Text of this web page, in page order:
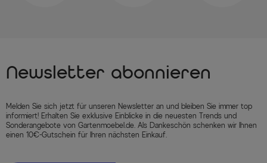
Newsletter abonnieren
Melden Sie sich jetzt für unseren Newsletter an und bleiben Sie immer top
informiert! Erhalten Sie exklusive Einblicke in die neuesten Trends und
Sonderangebote von Gartenmoebel.de. Als Dankeschön schenken wir Ihnen
einen 10€-Gutschein für Ihren nächsten Einkauf.